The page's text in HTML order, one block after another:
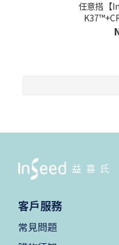
任意搭【
客戶服務
常見問題